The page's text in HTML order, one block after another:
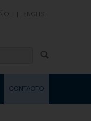
| ENGLISH
CONTACTO